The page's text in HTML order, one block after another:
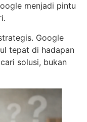
menjadi pintu
Google
tepat di hadapan
solusi, bukan